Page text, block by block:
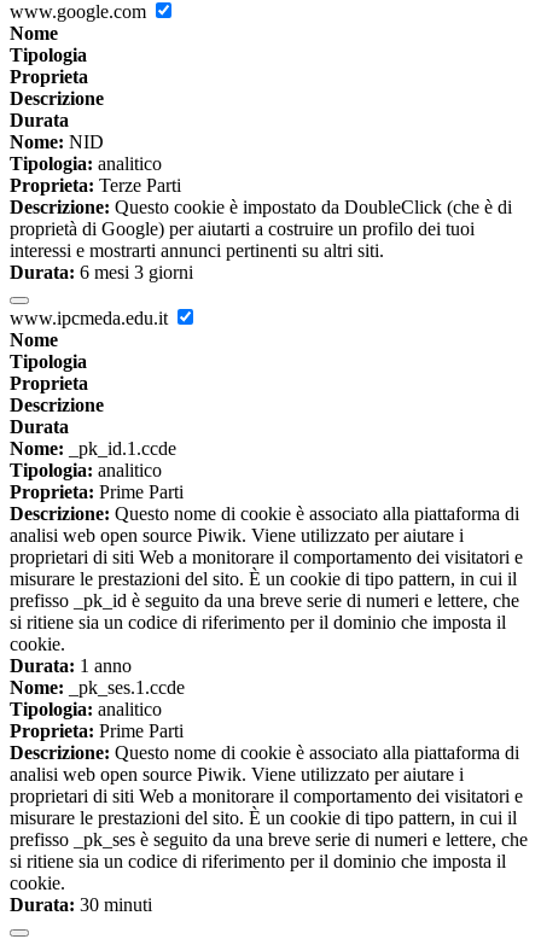
www.google.com
Nome
Tipologia
Proprieta
Descrizione
Durata
Nome: NID
Tipologia: analitico
Proprieta: Terze Parti
Descrizione: Questo cookie è impostato da DoubleClick (che è di
proprietà di Google) per aiutarti a costruire un profilo dei tuoi
interessi e mostrarti annunci pertinenti su altri siti.
Durata: 6 mesi 3 giorni
www.ipcmeda.edu.it
Nome
Tipologia
Proprieta
Descrizione
Durata
Nome: _pk_id.1.ccde
Tipologia: analitico
Proprieta: Prime Parti
Descrizione: Questo nome di cookie è associato alla piattaforma di
analisi web open source Piwik. Viene utilizzato per aiutare i
proprietari di siti Web a monitorare il comportamento dei visitatori e
misurare le prestazioni del sito. È un cookie di tipo pattern, in cui il
prefisso _pk_id è seguito da una breve serie di numeri e lettere, che
si ritiene sia un codice di riferimento per il dominio che imposta il
cookie.
Durata: 1 anno
Nome: _pk_ses.1.ccde
Tipologia: analitico
Proprieta: Prime Parti
Descrizione: Questo nome di cookie è associato alla piattaforma di
analisi web open source Piwik. Viene utilizzato per aiutare i
proprietari di siti Web a monitorare il comportamento dei visitatori e
misurare le prestazioni del sito. È un cookie di tipo pattern, in cui il
prefisso _pk_ses è seguito da una breve serie di numeri e lettere, che
si ritiene sia un codice di riferimento per il dominio che imposta il
cookie.
Durata: 30 minuti